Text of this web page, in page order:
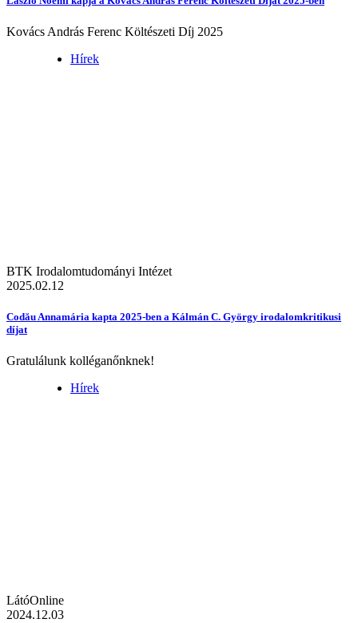
Kovács András Ferenc Költészeti Díj 2025
Hírek
BTK Irodalomtudományi Intézet
2025.02.12
Codău Annamária kapta 2025-ben a Kálmán C. György irodalomkritikusi
díjat
Gratulálunk kolléganőnknek!
Hírek
LátóOnline
2024.12.03